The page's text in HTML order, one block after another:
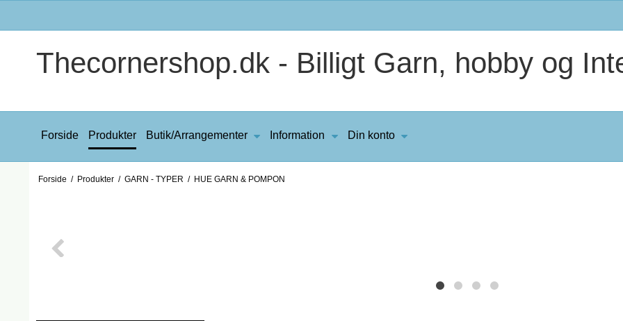
Thecornershop.dk - Billigt Garn, hobby og
Forside Produkter Butik/Arrangementer Information Din konto
Forside / Produkter / GARN - TYPER / HUE GARN & POMPON